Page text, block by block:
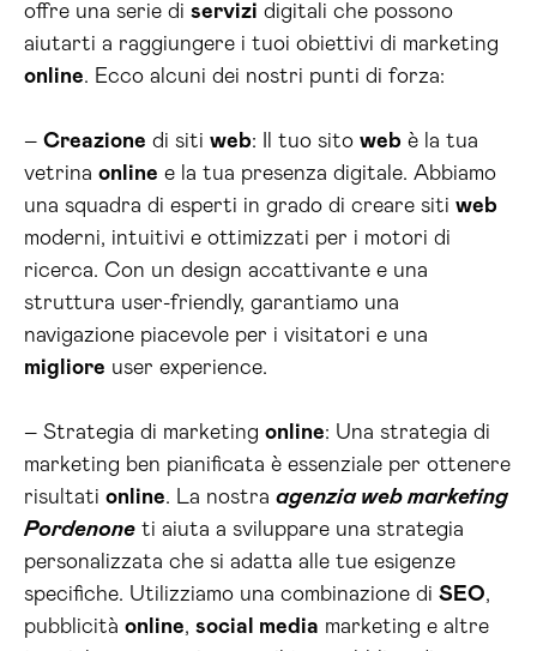
offre una serie di servizi digitali che possono
aiutarti a raggiungere i tuoi obiettivi di marketing
online. Ecco alcuni dei nostri punti di forza:
– Creazione di siti web: Il tuo sito web è la tua
vetrina online e la tua presenza digitale. Abbiamo
una squadra di esperti in grado di creare siti web
moderni, intuitivi e ottimizzati per i motori di
ricerca. Con un design accattivante e una
struttura user-friendly, garantiamo una
navigazione piacevole per i visitatori e una
migliore user experience.
– Strategia di marketing online: Una strategia di
marketing ben pianificata è essenziale per ottenere
risultati online. La nostra agenzia web marketing
Pordenone ti aiuta a sviluppare una strategia
personalizzata che si adatta alle tue esigenze
specifiche. Utilizziamo una combinazione di SEO,
pubblicità online, social media marketing e altre